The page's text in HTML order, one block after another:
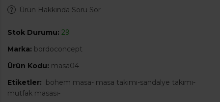
Ürün Hakkında Soru Sor
Stok Durumu: 29
Marka: bordoconcept
Ürün Kodu: masa04
Etiketler: bohem masa- masa takımı-sandalye takımı-
mutfak masası-